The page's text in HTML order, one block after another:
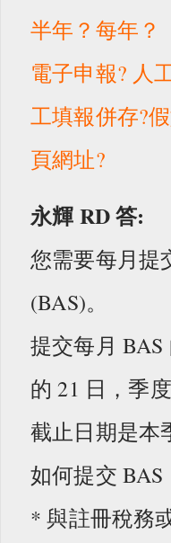
半年？每年？
電子申報? 人
工填報併存?
頁網址?
永輝 RD答:
您需要每月提
(BAS)。
提交每月
的 21 日，季
截止日期是本
如何提交 BAS
* 與註冊稅務